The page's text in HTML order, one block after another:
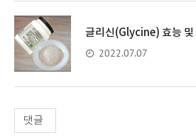
글리신(Glycine) 효능 및
2022.07.07
댓글